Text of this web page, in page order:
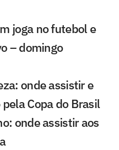
joga no futebol e
– domingo
onde assistir e
Copa do Brasil
onde assistir aos